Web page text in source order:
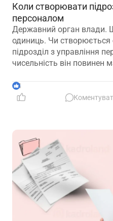
Коли створювати
персоналом
Державний орган влади.
одиниць. Чи створюється
підрозділ з управління
чисельність він повинен
4